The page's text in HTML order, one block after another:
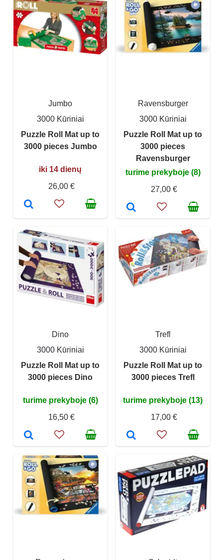
Jumbo
3000 Kūriniai
Puzzle Roll Mat up to
3000 pieces Jumbo
iki 14 dienų
26,00 €
Ravensburger
3000 Kūriniai
Puzzle Roll Mat up to
3000 pieces
Ravensburger
turime prekyboje (8)
27,00 €
Dino
3000 Kūriniai
Puzzle Roll Mat up to
3000 pieces Dino
turime prekyboje (6)
16,50 €
Trefl
3000 Kūriniai
Puzzle Roll Mat up to
3000 pieces Trefl
turime prekyboje (13)
17,00 €